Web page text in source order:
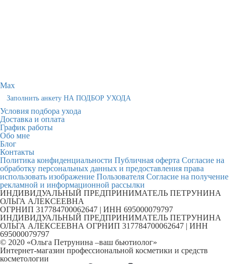
Max
Заполнить анкету НА ПОДБОР УХОДА
Условия подбора ухода
Доставка и оплата
График работы
Обо мне
Блог
Контакты
Политика конфиденциальности Публичная оферта Согласие на
обработку персональных данных и предоставления права
использовать изображение Пользователя Согласие на получение
рекламной и информационной рассылки
ИНДИВИДУАЛЬНЫЙ ПРЕДПРИНИМАТЕЛЬ ПЕТРУНИНА
ОЛЬГА АЛЕКСЕЕВНА
ОГРНИП 317784700062647 | ИНН 695000079797
ИНДИВИДУАЛЬНЫЙ ПРЕДПРИНИМАТЕЛЬ ПЕТРУНИНА
ОЛЬГА АЛЕКСЕЕВНА ОГРНИП 317784700062647 | ИНН
695000079797
© 2020 «Ольга Петрунина –ваш бьютиолог»
Интернет-магазин профессиональной косметики и средств
косметологии